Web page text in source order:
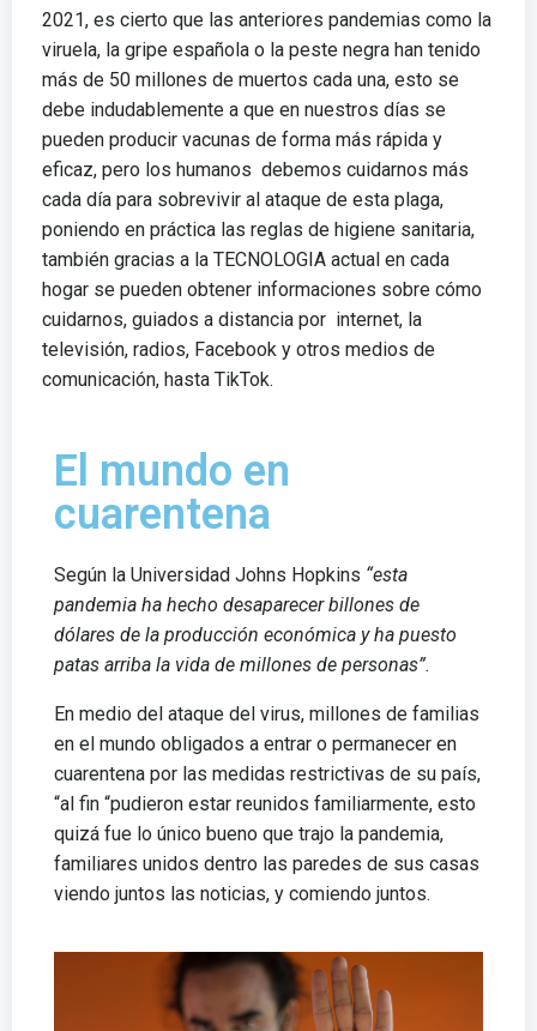
2021, es cierto que las anteriores pandemias como la
viruela, la gripe española o la peste negra han tenido
más de 50 millones de muertos cada una, esto se
debe indudablemente a que en nuestros días se
pueden producir vacunas de forma más rápida y
eficaz, pero los humanos debemos cuidarnos más
cada día para sobrevivir al ataque de esta plaga,
poniendo en práctica las reglas de higiene sanitaria,
también gracias a la TECNOLOGIA actual en cada
hogar se pueden obtener informaciones sobre cómo
cuidarnos, guiados a distancia por internet, la
televisión, radios, Facebook y otros medios de
comunicación, hasta TikTok.
El mundo en
cuarentena
Según la Universidad Johns Hopkins “esta
pandemia ha hecho desaparecer billones de
dólares de la producción económica y ha puesto
patas arriba la vida de millones de personas”.
En medio del ataque del virus, millones de familias
en el mundo obligados a entrar o permanecer en
cuarentena por las medidas restrictivas de su país,
“al fin “pudieron estar reunidos familiarmente, esto
quizá fue lo único bueno que trajo la pandemia,
familiares unidos dentro las paredes de sus casas
viendo juntos las noticias, y comiendo juntos.